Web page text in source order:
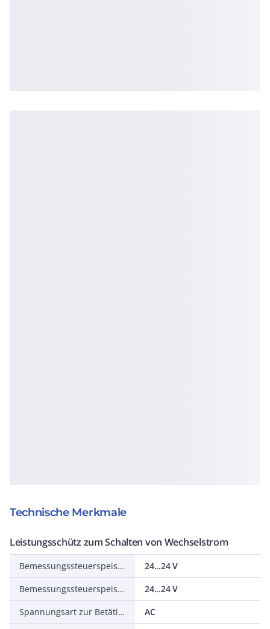
Technische Merkmale
Leistungsschütz zum Schalten von Wechselstrom
Bemessungssteuerspeisespannung AC 50 Hz
24...24 V
Bemessungssteuerspeisespannung AC 60 Hz
24...24 V
Spannungsart zur Betätigung
AC